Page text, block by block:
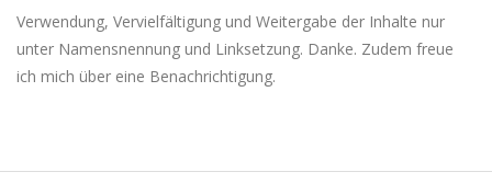
Verwendung, Vervielfältigung und Weitergabe der Inhalte nur
unter Namensnennung und Linksetzung. Danke. Zudem freue
ich mich über eine Benachrichtigung.